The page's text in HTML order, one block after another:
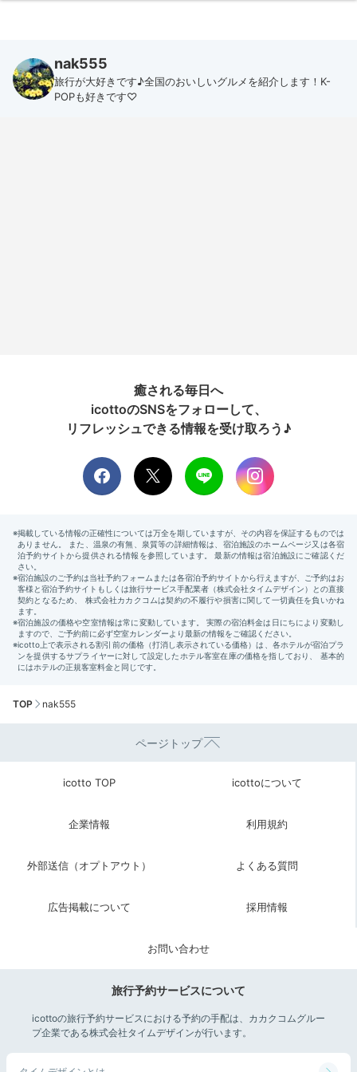
nak555
旅行が大好きです♪全国のおいしいグルメを紹介します！K-
POPも好きです♡
癒される毎日へ
icottoのSNSをフォローして、
リフレッシュできる情報を受け取ろう♪
TOP nak555
ページトップ
icotto TOP icottoについて
企業情報 利用規約
外部送信（オプトアウト） よくある質問
広告掲載について 採用情報
お問い合わせ
旅行予約サービスについて
icottoの旅行予約サービスにおける予約の手配は、カカクコムグルー
プ企業である株式会社タイムデザインが行います。